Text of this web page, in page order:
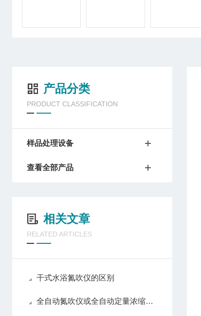
产品分类
PRODUCT CLASSIFICATION
样品处理设备
查看全部产品
相关文章
RELATED ARTICLES
干式水浴氮吹仪的区别
全自动氮吹仪或全自动定量浓缩仪如何做选择